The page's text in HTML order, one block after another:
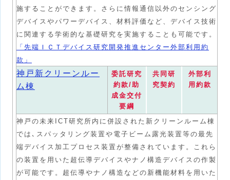
施することができます。さらに情報通信以外のセンシング
デバイスやパワーデバイス、材料評価など、デバイス技術
に関連する学術的な基礎研究を実施することも可能です。
「先端ＩＣＴデバイス研究開発推進センター外部利用約
款」
神戸新クリーンルー
ム棟
委託研究
約款/助
成金交付
要綱
共同研
究契約
外部利
用約款
神戸の未来ICT研究所内に併設された新クリーンルーム棟
では､スパッタリング装置や電子ビーム露光装置等の最先
端デバイス加工プロセス装置が整備されています。これら
の装置を用いた超伝導デバイスやナノ構造デバイスの作製
が可能です。超伝導やナノ構造などの新機能材料を用いた